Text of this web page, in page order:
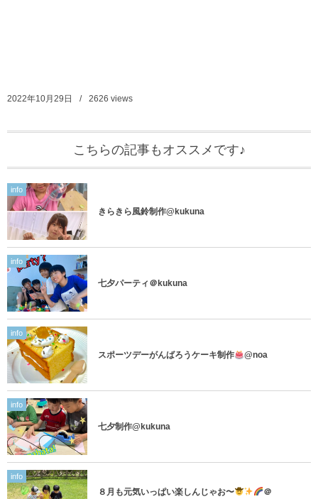
2022年10月29日 2626 views
こちらの記事もオススメです♪
info
きらきら風鈴制作@kukuna
info
七夕パーティ＠kukuna
info
スポーツデーがんばろうケーキ制作 @noa
info
七夕制作@kukuna
info
８月も元気いっぱい楽しんじゃお〜
＠